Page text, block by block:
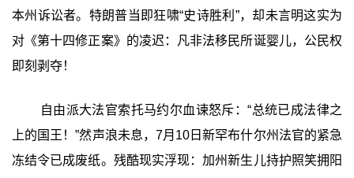
本州诉讼者。特朗普当即狂啸“史诗胜利”，却未言明这实为
对《第十四修正案》的凌迟：凡非法移民所诞婴儿，公民权
即刻剥夺！
自由派大法官索托马约尔血谏怒斥：“总统已成法律之
上的国王！”然声浪未息，7月10日新罕布什尔州法官的紧急
冻结令已成废纸。残酷现实浮现：加州新生儿持护照笑拥阳